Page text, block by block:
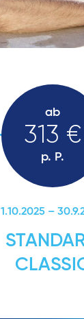
ab
313 €
p. P.
1.10.2025 –